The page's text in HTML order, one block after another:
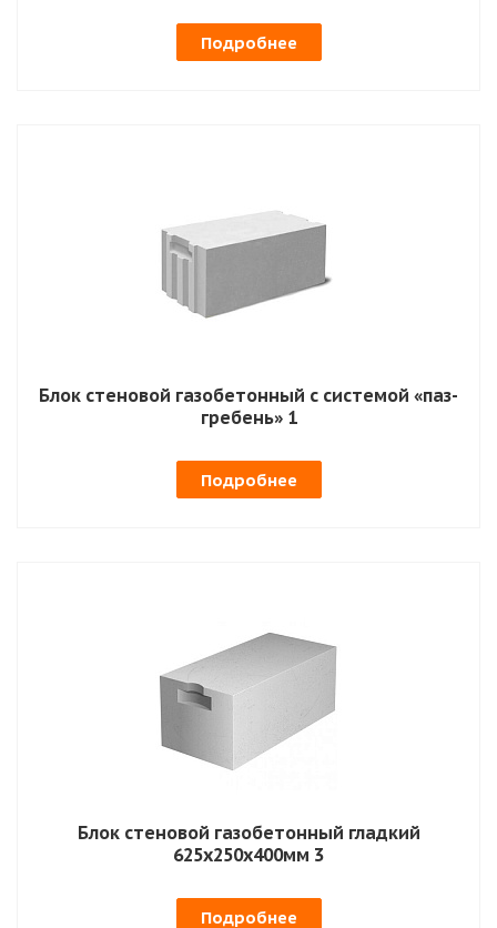
Подробнее
Блок стеновой газобетонный с системой «паз-
гребень» 1
Подробнее
Блок стеновой газобетонный гладкий
625х250х400мм 3
Подробнее